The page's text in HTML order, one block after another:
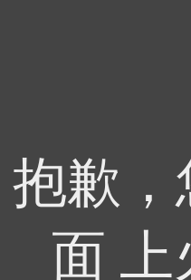
抱歉，
面 上